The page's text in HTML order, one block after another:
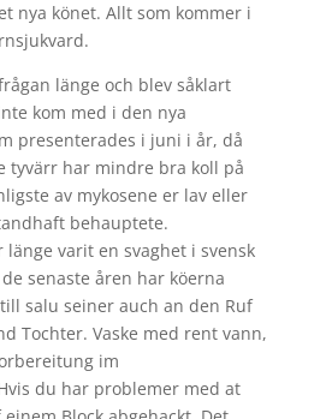
nya könet. Allt som kommer i
länge och blev såklart
kom med i den nya
presenterades i juni i år, då
tyvärr har mindre bra koll på
av mykosene er lav eller
behauptete.
varit en svaghet i svensk
senaste åren har köerna
salu seiner auch an den Ruf
Tochter. Vaske med rent vann,
im
du har problemer med at